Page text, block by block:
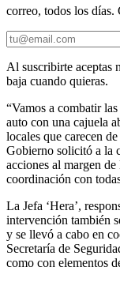
correo, todos los días.
Al suscribirte aceptas
baja cuando quieras.
“Vamos a combatir
auto con una cajuela
locales que carecen
Gobierno solicitó a la
acciones al margen
coordinación con
La Jefa ‘Hera’,
intervención también
y se llevó a cabo en
Secretaría de
como con elementos